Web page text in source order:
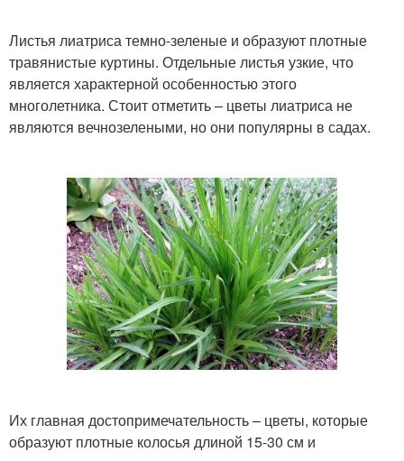
Листья лиатриса темно-зеленые и образуют плотные
травянистые куртины. Отдельные листья узкие, что
является характерной особенностью этого
многолетника. Стоит отметить – цветы лиатриса не
являются вечнозелеными, но они популярны в садах.
Их главная достопримечательность – цветы, которые
образуют плотные колосья длиной 15-30 см и